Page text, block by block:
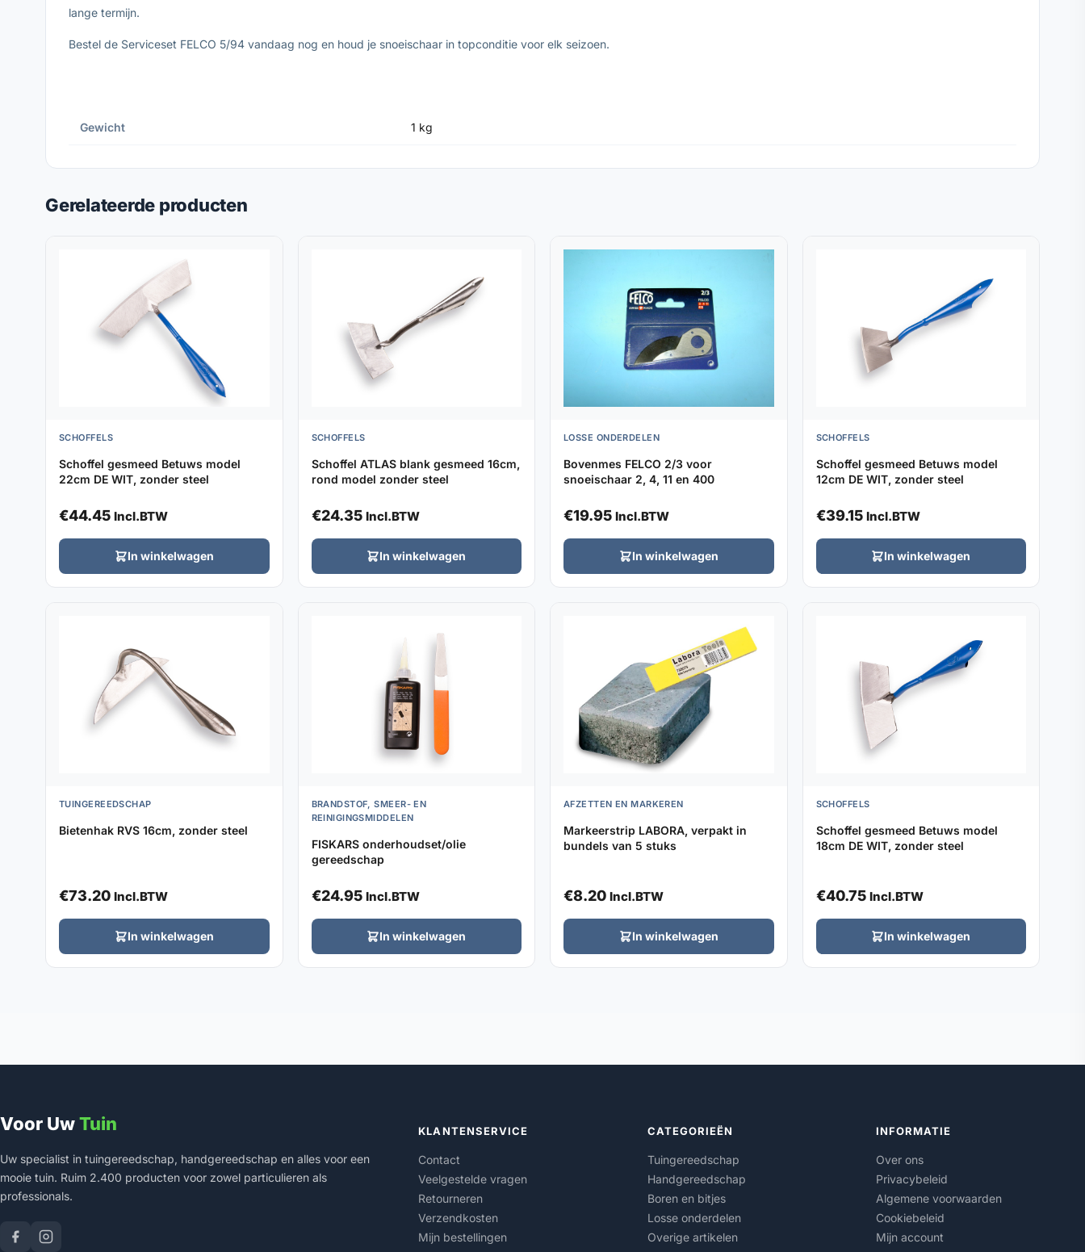
lange termijn.
Bestel de Serviceset FELCO 5/94 vandaag nog en houd je snoeischaar in topconditie voor elk seizoen.
Gewicht 1 kg
Gerelateerde producten
SCHOFFELS
Schoffel gesmeed Betuws model
22cm DE WIT, zonder steel
€44.45 Incl.BTW
In winkelwagen
SCHOFFELS
Schoffel ATLAS blank gesmeed 16cm,
rond model zonder steel
€24.35 Incl.BTW
In winkelwagen
LOSSE ONDERDELEN
Bovenmes FELCO 2/3 voor
snoeischaar 2, 4, 11 en 400
€19.95 Incl.BTW
In winkelwagen
SCHOFFELS
Schoffel gesmeed Betuws model
12cm DE WIT, zonder steel
€39.15 Incl.BTW
In winkelwagen
TUINGEREEDSCHAP
Bietenhak RVS 16cm, zonder steel
€73.20 Incl.BTW
In winkelwagen
BRANDSTOF, SMEER- EN
REINIGINGSMIDDELEN
FISKARS onderhoudset/olie
gereedschap
€24.95 Incl.BTW
In winkelwagen
AFZETTEN EN MARKEREN
Markeerstrip LABORA, verpakt in
bundels van 5 stuks
€8.20 Incl.BTW
In winkelwagen
SCHOFFELS
Schoffel gesmeed Betuws model
18cm DE WIT, zonder steel
€40.75 Incl.BTW
In winkelwagen
Voor UwTuin
Uw specialist in tuingereedschap, handgereedschap en alles voor een
mooie tuin. Ruim 2.400 producten voor zowel particulieren als
professionals.
KLANTENSERVICE
Contact
Veelgestelde vragen
Retourneren
Verzendkosten
Mijn bestellingen
CATEGORIEËN
Tuingereedschap
Handgereedschap
Boren en bitjes
Losse onderdelen
Overige artikelen
INFORMATIE
Over ons
Privacybeleid
Algemene voorwaarden
Cookiebeleid
Mijn account